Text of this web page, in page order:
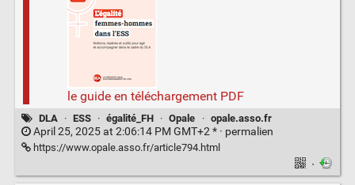
le guide en téléchargement PDF
DLA · ESS · égalité_FH · Opale · opale.asso.fr
April 25, 2025 at 2:06:14 PM GMT+2 * · permalien
https://www.opale.asso.fr/article794.html
·